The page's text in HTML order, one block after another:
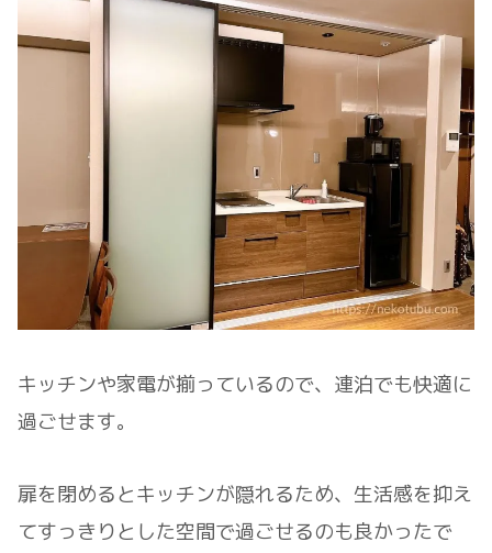
キッチンや家電が揃っているので、連泊でも快適に
過ごせます。
扉を閉めるとキッチンが隠れるため、生活感を抑え
てすっきりとした空間で過ごせるのも良かったで